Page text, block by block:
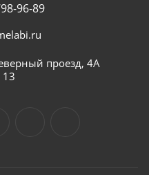
96-89
проезд, 4А
13